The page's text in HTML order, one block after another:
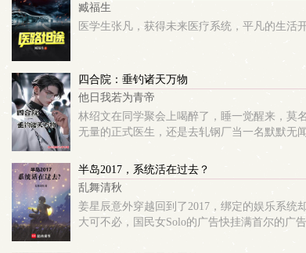
臧福生
医学生张凡，获得未来医疗系统，平凡的生活
四合院：垂钓诸天万物
他日我若为青帝
林绍文在同学聚会上喝醉了，睡一觉醒来，莫
无量的正式医生，还是去轧钢厂当一名默默无
半岛2017，系统活在过去？
乱舞清秋
姜星辰意外穿越回到了2017，绑定的娱乐系统
大可不必，国民女Solo的广告快挂满首尔的广